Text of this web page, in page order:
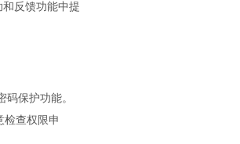
反馈功能中提
保护功能。
检查权限申